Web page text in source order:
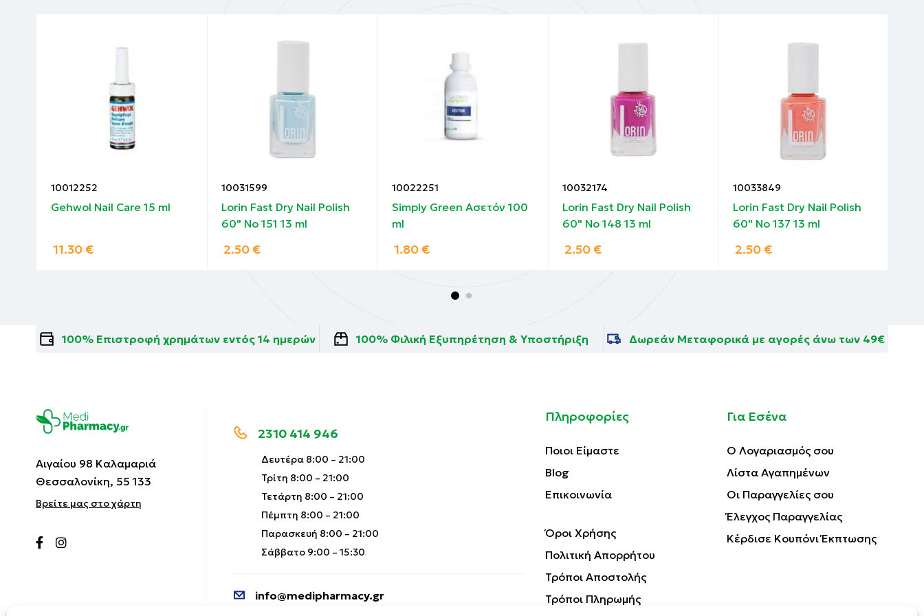
10012252
Gehwol Nail Care 15 ml
11.30 €
10031599
Lorin Fast Dry Nail Polish
60" No 151 13 ml
2.50 €
10022251
Simply Green Ασετόν 100
ml
1.80 €
10032174
Lorin Fast Dry Nail Polish
60" No 148 13 ml
2.50 €
10033849
Lorin Fast Dry Nail Polish
60" No 137 13 ml
2.50 €
100% Επιστροφή χρημάτων εντός 14 ημερών 100% Φιλική Εξυπηρέτηση & Υποστήριξη Δωρεάν Μεταφορικά με αγορές άνω των 49€
Αιγαίου 98 Καλαμαριά
Θεσσαλονίκη, 55 133
Βρείτε μας στο χάρτη
2310 414 946
Δευτέρα 8:00 – 21:00
Τρίτη 8:00 – 21:00
Τετάρτη 8:00 – 21:00
Πέμπτη 8:00 – 21:00
Παρασκευή 8:00 – 21:00
Σάββατο 9:00 – 15:30
info@medipharmacy.gr
Πληροφορίες
Ποιοι Είμαστε
Blog
Επικοινωνία
Όροι Χρήσης
Πολιτική Απορρήτου
Τρόποι Αποστολής
Τρόποι Πληρωμής
Για Εσένα
Ο Λογαριασμός σου
Λίστα Αγαπημένων
Οι Παραγγελίες σου
Έλεγχος Παραγγελίας
Κέρδισε Κουπόνι Έκπτωσης